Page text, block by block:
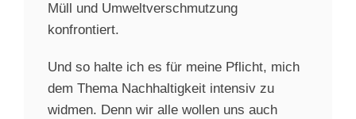
Müll und Umweltverschmutzung
konfrontiert.
Und so halte ich es für meine Pflicht, mich
dem Thema Nachhaltigkeit intensiv zu
widmen. Denn wir alle wollen uns auch